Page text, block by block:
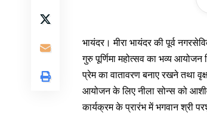
भायंदर। मीरा भायंदर की पूर्व
गुरु पूर्णिमा महोत्सव का भव्य
प्रेम का वातावरण बनाए रखने तथा
आयोजन के लिए नीला सोन्स को
कार्यक्रम के प्रारंभ में भगवान श्री